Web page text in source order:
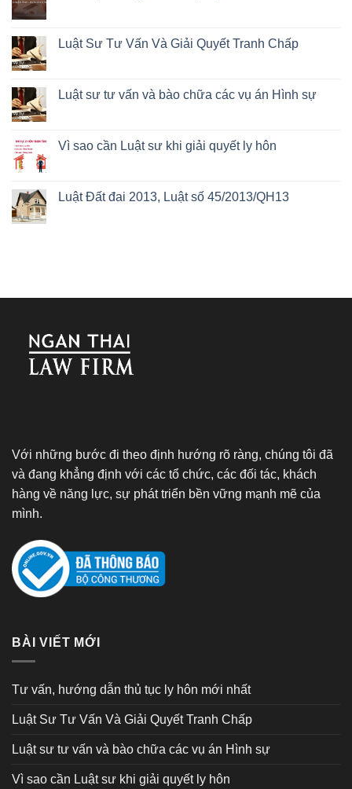
Luật Sư Tư Vấn Và Giải Quyết Tranh Chấp
Luật sư tư vấn và bào chữa các vụ án Hình sự
Vì sao cần Luật sư khi giải quyết ly hôn
Luật Đất đai 2013, Luật số 45/2013/QH13
Với những bước đi theo định hướng rõ ràng, chúng tôi đã
và đang khẳng định với các tổ chức, các đối tác, khách
hàng về năng lực, sự phát triển bền vững mạnh mẽ của
mình.
BÀI VIẾT MỚI
Tư vấn, hướng dẫn thủ tục ly hôn mới nhất
Luật Sư Tư Vấn Và Giải Quyết Tranh Chấp
Luật sư tư vấn và bào chữa các vụ án Hình sự
Vì sao cần Luật sư khi giải quyết ly hôn